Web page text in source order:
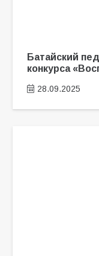
Батайский
конкурса
28.09.2025